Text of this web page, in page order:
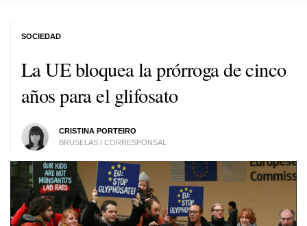
La UE bloquea la prórroga de cinco
años para el glifosato
CRISTINA PORTEIRO
BRUSELAS / CORRESPONSAL
SOCIEDAD